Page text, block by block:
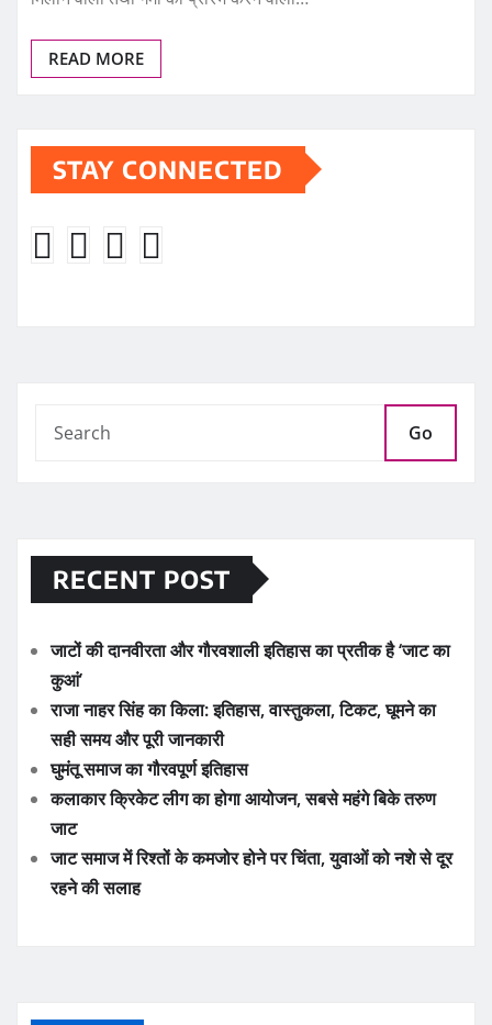
READ MORE
STAY CONNECTED
Go
RECENT POST
जाटों की दानवीरता और गौरवशाली इतिहास का प्रतीक है ‘जाट का
कुआं’
राजा नाहर सिंह का किला: इतिहास, वास्तुकला, टिकट, घूमने का
सही समय और पूरी जानकारी
घुमंतू समाज का गौरवपूर्ण इतिहास
कलाकार क्रिकेट लीग का होगा आयोजन, सबसे महंगे बिके तरुण
जाट
जाट समाज में रिश्तों के कमजोर होने पर चिंता, युवाओं को नशे से दूर
रहने की सलाह